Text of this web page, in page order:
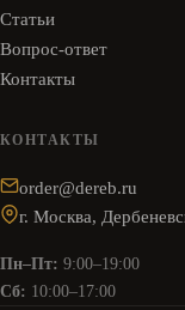
Статьи
Вопрос-ответ
Контакты
КОНТАКТЫ
order@dereb.ru
г. Москва,
Пн–Пт: 9:00–19:00
Сб: 10:00–17:00